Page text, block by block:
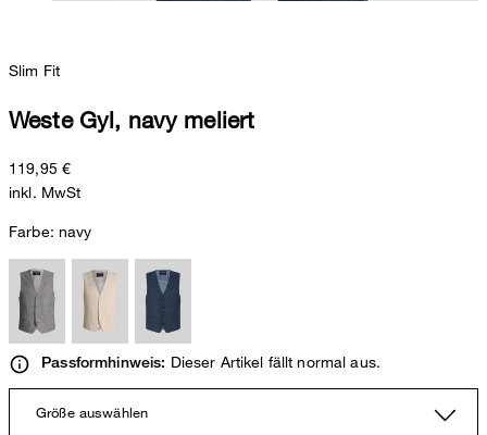
Slim Fit
Weste Gyl, navy meliert
119,95 €
inkl. MwSt
Farbe: navy
Passformhinweis: Dieser Artikel fällt normal aus.
Größe auswählen